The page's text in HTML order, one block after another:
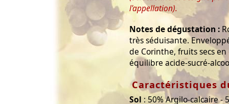
l'appellation).
Notes de dégustation :
très séduisante.
de Corinthe, fruits secs
équilibre acide-sucré-
Caractéristiques
Sol : 50% Argilo-calcaire -